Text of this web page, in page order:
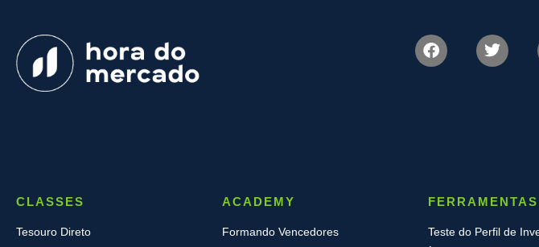
CLASSES
Tesouro Direto
ACADEMY
Formando Vencedores
FERRAMENTAS
Teste do Perfil de